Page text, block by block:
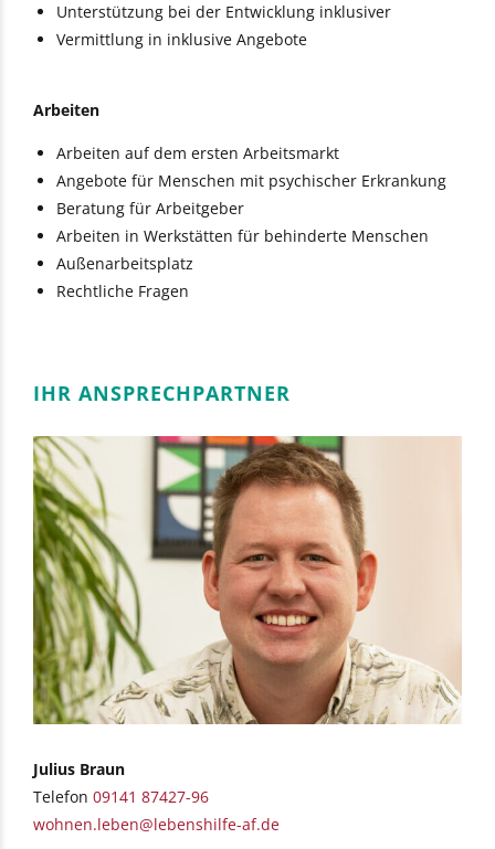
Unterstützung bei der Entwicklung inklusiver
Vermittlung in inklusive Angebote
Arbeiten
Arbeiten auf dem ersten Arbeitsmarkt
Angebote für Menschen mit psychischer Erkrankung
Beratung für Arbeitgeber
Arbeiten in Werkstätten für behinderte Menschen
Außenarbeitsplatz
Rechtliche Fragen
IHR ANSPRECHPARTNER
Julius Braun
Telefon 09141 87427-96
wohnen.leben@lebenshilfe-af.de